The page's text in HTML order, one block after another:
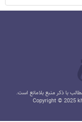
با ذکر منبع بلامانع است.
Copyright © 2025